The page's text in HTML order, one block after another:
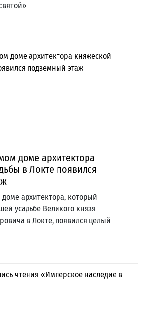
доме архитектора
в Локте появился
архитектора, который
усадьбе Великого князя
в Локте, появился целый